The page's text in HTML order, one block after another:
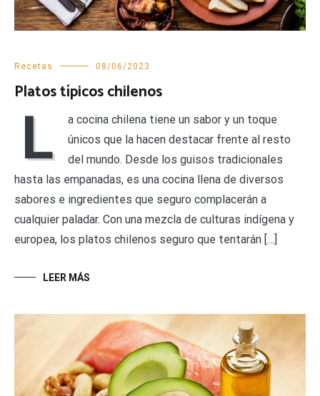
Recetas 08/06/2023
Platos típicos chilenos
L
a cocina chilena tiene un sabor y un toque
únicos que la hacen destacar frente al resto
del mundo. Desde los guisos tradicionales
hasta las empanadas, es una cocina llena de diversos
sabores e ingredientes que seguro complacerán a
cualquier paladar. Con una mezcla de culturas indígena y
europea, los platos chilenos seguro que tentarán […]
LEER MÁS